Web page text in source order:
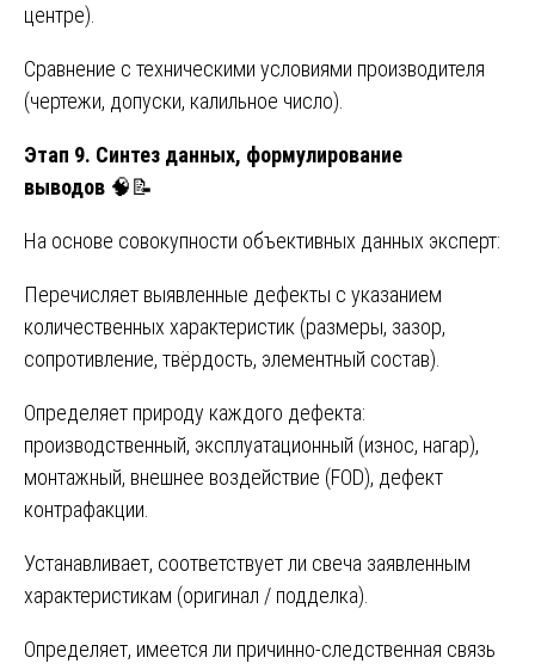
центре).
Сравнение с техническими условиями производителя
(чертежи, допуски, калильное число).
Этап 9. Синтез данных, формулирование
выводов 🧠📝
На основе совокупности объективных данных эксперт:
Перечисляет выявленные дефекты с указанием
количественных характеристик (размеры, зазор,
сопротивление, твёрдость, элементный состав).
Определяет природу каждого дефекта:
производственный, эксплуатационный (износ, нагар),
монтажный, внешнее воздействие (FOD), дефект
контрафакции.
Устанавливает, соответствует ли свеча заявленным
характеристикам (оригинал / подделка).
Определяет, имеется ли причинно-следственная связь